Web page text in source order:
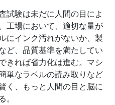
試験は未だに人間の目によ
工場において、適切な量が
にインク汚れがないか、製
ど、品質基準を満たしてい
きれば省力化は進む。マシ
単なラベルの読み取りなど
く、もっと人間の目と脳に